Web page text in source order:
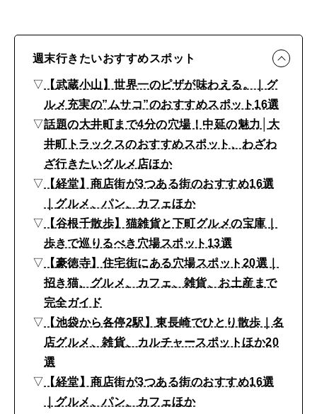
堂
週末行きたいおすすめスポット
▽ 【武蔵小山】世界一のピザが味わえる。｜グ
ルメ充実の”ムサコ”のおすすめスポット16選
▽話題の大井町まで4分の穴場！中延の魅力│大
井町トラックスのおすすめスポット、わざわ
ざ行きたいグルメ店ほか
▽ 【経堂】商店街が3つある街のおすすめ16選
｜グルメ、パン、カフェほか
▽ 【谷根千散歩】猫雑貨と下町グルメの宝庫｜
歩きで巡りるべき穴場スポット13選
▽ 【豪徳寺】住宅街にある穴場スポット20選｜
招き猫、グルメ、カフェ、雑貨、お土産まで
完全ガイド
▽ 【池袋から各停2駅】東長崎でひとり散歩｜名
店グルメ、雑貨、カルチャースポットほか20
選
▽ 【経堂】商店街が3つある街のおすすめ16選
｜グルメ、パン、カフェほか